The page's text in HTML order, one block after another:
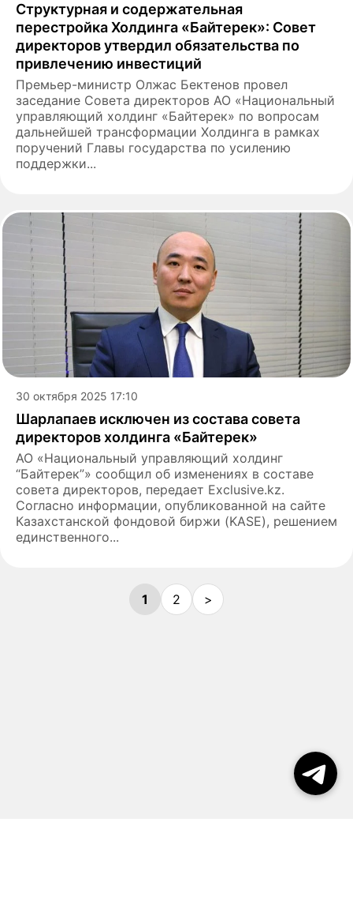
Структурная и содержательная
перестройка Холдинга «Байтерек»: Совет
директоров утвердил обязательства по
привлечению инвестиций
Премьер-министр Олжас Бектенов провел
заседание Совета директоров АО «Национальный
управляющий холдинг «Байтерек» по вопросам
дальнейшей трансформации Холдинга в рамках
поручений Главы государства по усилению
поддержки...
30 октября 2025 17:10
Шарлапаев исключен из состава совета
директоров холдинга «Байтерек»
АО «Национальный управляющий холдинг
“Байтерек”» сообщил об изменениях в составе
совета директоров, передает Exclusive.kz.
Согласно информации, опубликованной на сайте
Казахстанской фондовой биржи (KASE), решением
единственного...
1 2 >